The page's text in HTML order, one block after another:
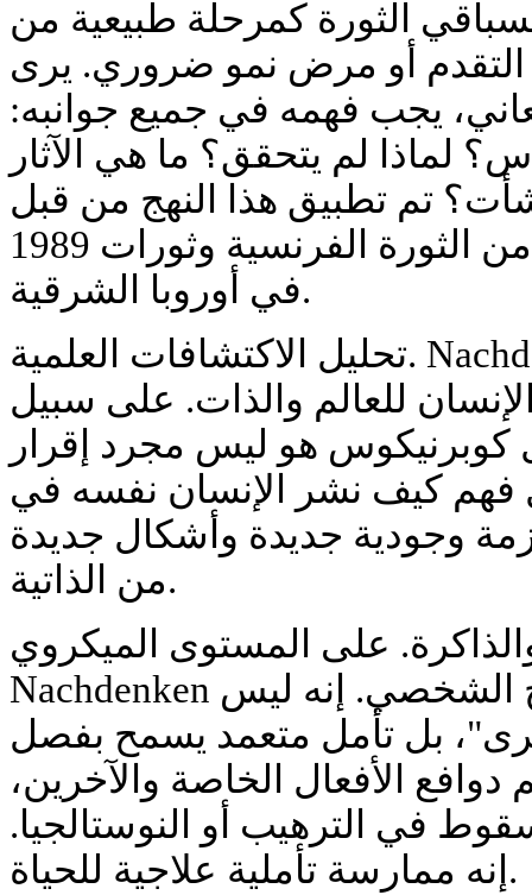
الثورة كمرحلة طبيعية من
التقدم أو مرض نمو ضروري. يرى Nachdenken الثورة كحدث
يجب فهمه في جميع جوانبه:
لماذا لم يتحقق؟ ما هي الآثار
تم تطبيق هذا النهج من قبل
لوبكوفييتس في تحليل كل من الثورة الفرنسية وثورات 1989
في أوروبا الشرقية.
تحليل الاكتشافات العلمية. Nachdenken هنا هو تأمل في كيف
للعالم والذات. على سبيل
كوبرنيكوس هو ليس مجرد إقرار
فهم كيف نشر الإنسان نفسه في
وجودية جديدة وأشكال جديدة
من الذاتية.
على المستوى الميكروي،
Nachdenken هو طريقة للتعامل مع التاريخ الشخصي. إنه ليس
بل تأمل متعمد يسمح بفصل
الأفعال الخاصة والآخرين،
في الترهيب أو النوستالجيا.
إنه ممارسة تأملية علاجية للحياة.